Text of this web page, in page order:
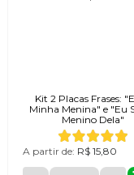
Kit 2 Placas Frases:
Minha Menina" e "Eu
Menino Dela"
A partir de: R$ 15,80